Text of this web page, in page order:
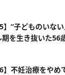
】“子どものいな
期を生き抜いた56
】不妊治療をや